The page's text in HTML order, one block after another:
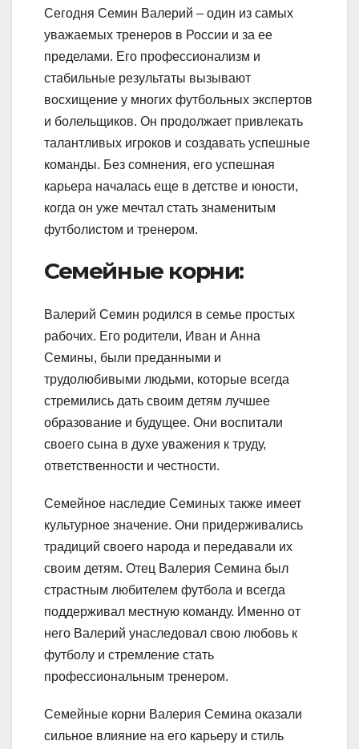
Сегодня Семин Валерий – один из самых
уважаемых тренеров в России и за ее
пределами. Его профессионализм и
стабильные результаты вызывают
восхищение у многих футбольных экспертов
и болельщиков. Он продолжает привлекать
талантливых игроков и создавать успешные
команды. Без сомнения, его успешная
карьера началась еще в детстве и юности,
когда он уже мечтал стать знаменитым
футболистом и тренером.
Семейные корни:
Валерий Семин родился в семье простых
рабочих. Его родители, Иван и Анна
Семины, были преданными и
трудолюбивыми людьми, которые всегда
стремились дать своим детям лучшее
образование и будущее. Они воспитали
своего сына в духе уважения к труду,
ответственности и честности.
Семейное наследие Семиных также имеет
культурное значение. Они придерживались
традиций своего народа и передавали их
своим детям. Отец Валерия Семина был
страстным любителем футбола и всегда
поддерживал местную команду. Именно от
него Валерий унаследовал свою любовь к
футболу и стремление стать
профессиональным тренером.
Семейные корни Валерия Семина оказали
сильное влияние на его карьеру и стиль